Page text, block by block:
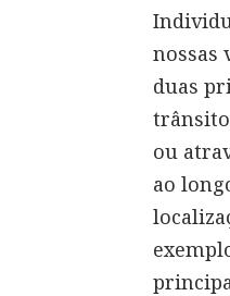
nossas
duas
ou
ao